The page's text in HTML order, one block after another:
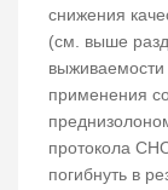
снижения
(см. выше
выживаемости
применения
протокола
погибнуть в